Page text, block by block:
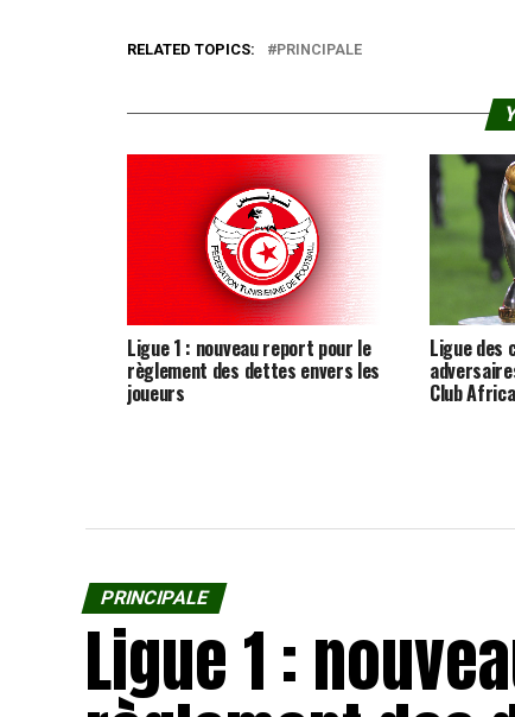
RELATED TOPICS: PRINCIPALE
Ligue 1 : nouveau report pour le
règlement des dettes envers les
joueurs
Ligue des
Club
PRINCIPALE
Ligue 1 :